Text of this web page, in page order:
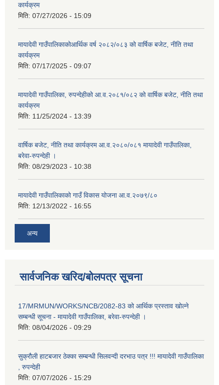
कार्यक्रम
मिति: 07/27/2026 - 15:09
मायादेवी गाउँपालिकाकोआर्थिक वर्ष २०८२/०८३ को वार्षिक बजेट, नीति तथा
कार्यक्रम
मिति: 07/17/2025 - 09:07
मायादेवी गाउँपालिका, रुपन्देहीको आ.व.२०८१/०८२ को वार्षिक बजेट, नीति तथा
कार्यक्रम
मिति: 11/25/2024 - 13:39
वार्षिक बजेट, नीति तथा कार्यक्रम आ.व.२०८०/०८१ मायादेवी गाउँपालिका,
बरेवा-रुपन्देही ।
मिति: 08/29/2023 - 10:38
मायादेवी गाउँपालिकाको गाउँ विकास योजना आ.व.२०७९/८०
मिति: 12/13/2022 - 16:55
अन्य
सार्वजनिक खरिद/बोलपत्र सूचना
17/MRMUN/WORKS/NCB/2082-83 को आर्थिक प्रस्ताव खोल्ने
सम्बन्धी सूचना - मायादेवी गाउँपालिका, बरेवा-रुपन्देही ।
मिति: 08/04/2026 - 09:29
सुक्रौली हाटबजार ठेक्का सम्बन्धी सिलवन्दी दरभाउ पत्र !!! मायादेवी गाउँपालिका
, रुपन्देही
मिति: 07/07/2026 - 15:29